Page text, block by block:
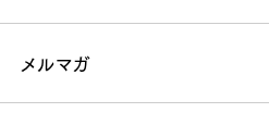
メルマガ